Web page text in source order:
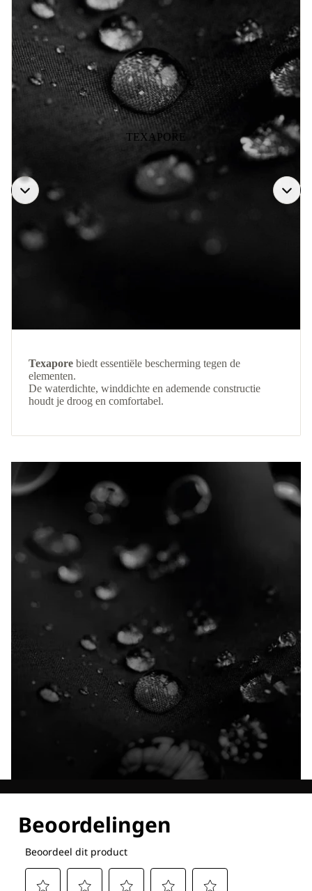
TEXAPORE
Texapore biedt essentiële bescherming tegen de
elementen.
De waterdichte, winddichte en ademende constructie
houdt je droog en comfortabel.